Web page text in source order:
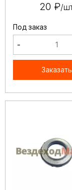
20 ₽/
Под заказ
-
Заказать